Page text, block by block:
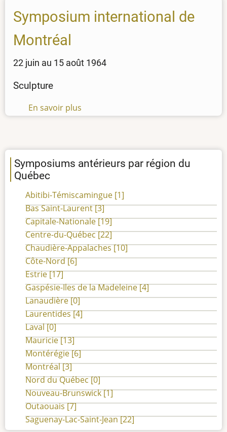
de
Symposium international de
Montréal
22 juin au 15 août 1964
Sculpture
En savoir plus
Montréal
Symposiums antérieurs par région du
Québec
Abitibi-Témiscamingue [1]
Bas Saint-Laurent[3]
Capitale-Nationale[19]
Centre-du-Québec[22]
Chaudière-Appalaches[10]
Côte-Nord[6]
Estrie[17]
Gaspésie-Iles de la Madeleine[4]
Lanaudière[0]
Laurentides[4]
Laval[0]
Mauricie[13]
Montérégie[6]
Montréal[3]
Nord du Québec[0]
Nouveau-Brunswick[1]
Outaouais[7]
Saguenay-Lac-Saint-Jean[22]